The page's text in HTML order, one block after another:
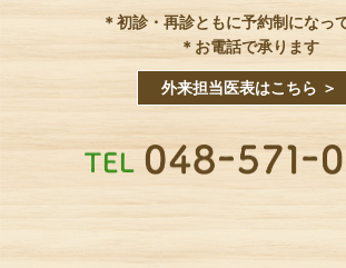
＊初診・再診ともに予約制になっ
＊お電話で承ります
外来担当医表はこちら ＞